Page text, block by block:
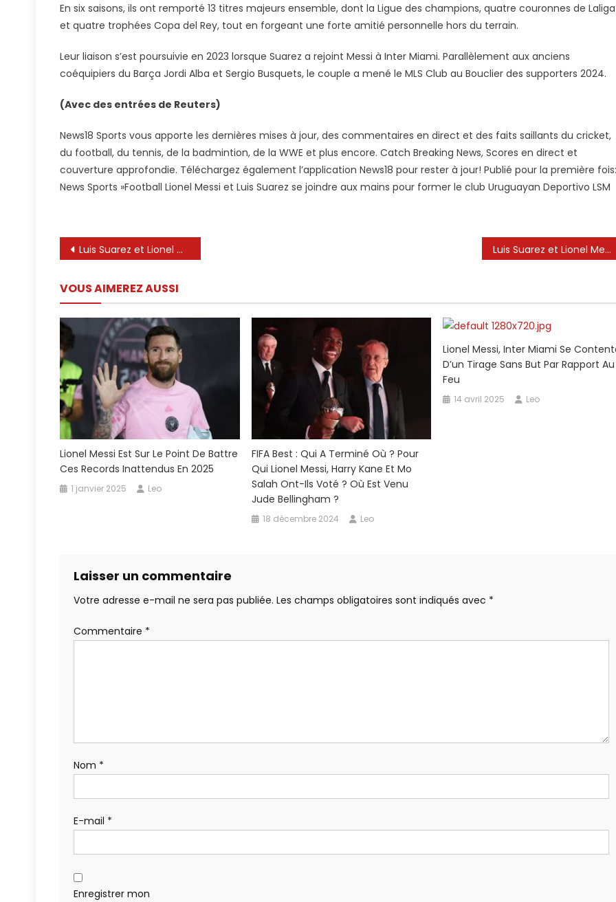
En six saisons, ils ont remporté 13 titres majeurs ensemble, dont la Ligue des champions, quatre couronnes de Laliga
et quatre trophées Copa del Rey, tout en forgeant une forte amitié personnelle hors du terrain.
Leur liaison s’est poursuivie en 2023 lorsque Suarez a rejoint Messi à Inter Miami. Parallèlement aux anciens
coéquipiers du Barça Jordi Alba et Sergio Busquets, le couple a mené le MLS Club au Bouclier des supporters 2024.
(Avec des entrées de Reuters)
News18 Sports vous apporte les dernières mises à jour, des commentaires en direct et des faits saillants du cricket,
du football, du tennis, de la badmintion, de la WWE et plus encore. Catch Breaking News, Scores en direct et
couverture approfondie. Téléchargez également l’application News18 pour rester à jour! Publié pour la première fois:
News Sports »Football Lionel Messi et Luis Suarez se joindre aux mains pour former le club Uruguayan Deportivo LSM
Navigation
l’article
Luis Suarez et Lionel Messi lancent un nouveau club de football en Uruguay Luis Suarez et Lionel Messi s’associent pour lancer un club de football en Uruguay
VOUS AIMEREZ AUSSI
Lionel Messi Est Sur Le Point De Battre
Ces Records Inattendus En 2025
1 janvier 2025 Leo
FIFA Best : Qui A Terminé Où ? Pour
Qui Lionel Messi, Harry Kane Et Mo
Salah Ont-Ils Voté ? Où Est Venu
Jude Bellingham ?
18 décembre 2024 Leo
Lionel Messi, Inter Miami Se
D’un Tirage Sans But Par Rapport Au
Feu
14 avril 2025 Leo
Laisser un commentaire
Votre adresse e-mail ne sera pas publiée. Les champs obligatoires sont indiqués avec *
Commentaire *
Nom *
E-mail *
Enregistrer mon